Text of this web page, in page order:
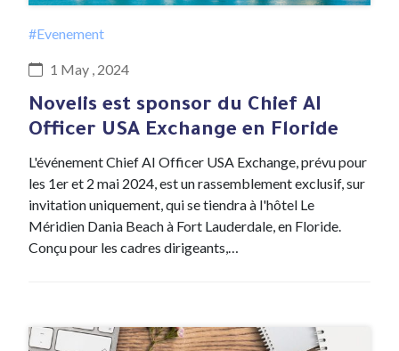
#Evenement
1 May , 2024
Novelis est sponsor du Chief AI
Officer USA Exchange en Floride
L'événement Chief AI Officer USA Exchange, prévu pour
les 1er et 2 mai 2024, est un rassemblement exclusif, sur
invitation uniquement, qui se tiendra à l'hôtel Le
Méridien Dania Beach à Fort Lauderdale, en Floride.
Conçu pour les cadres dirigeants,…